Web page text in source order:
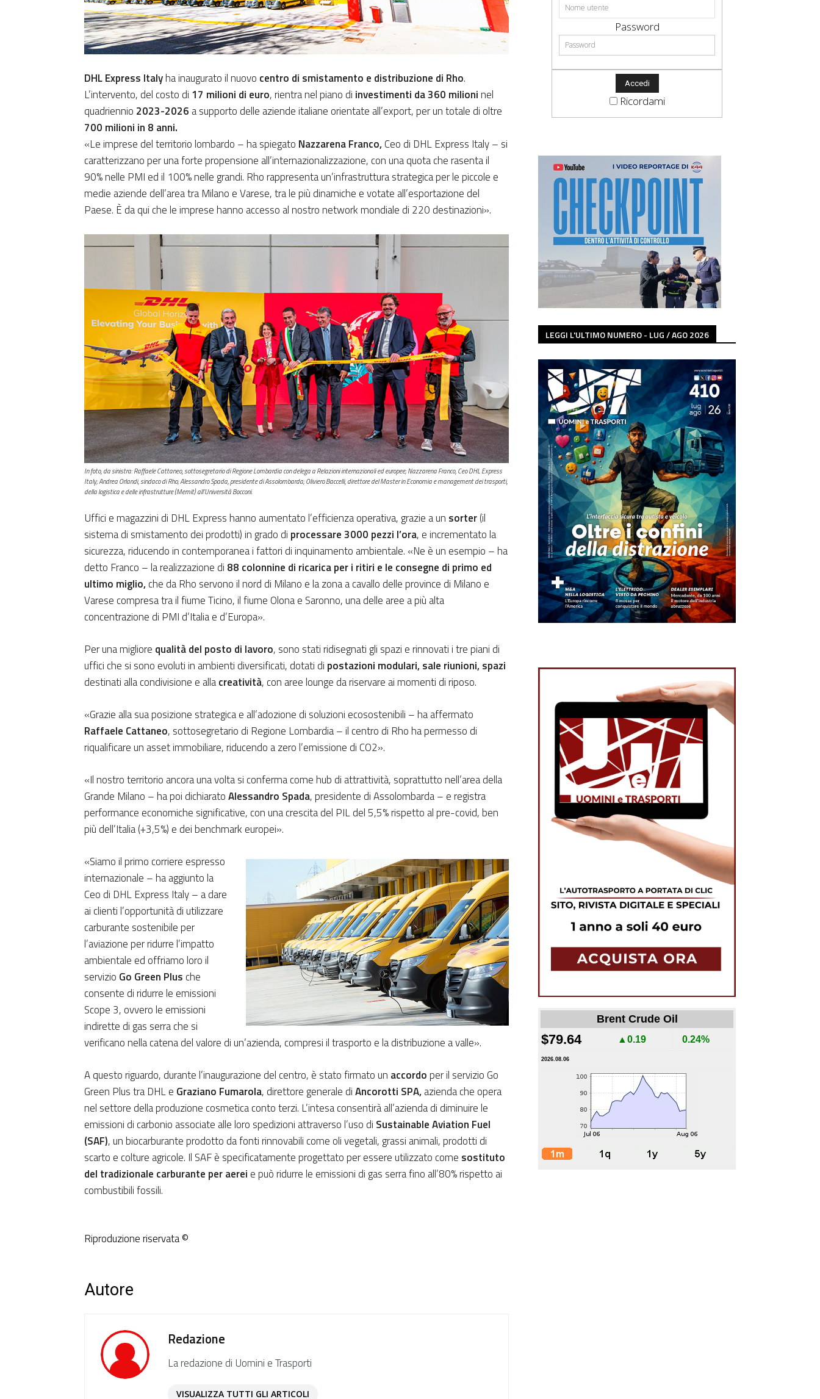
DHL Express Italyha inaugurato il nuovo centro di smistamento e distribuzione di Rho.
L’intervento, del costo di 17 milioni di euro, rientra nel piano di investimenti da 360 milioninel
quadriennio 2023-2026 a supporto delle aziende italiane orientate all’export, per un totale di oltre
700 milioni in 8 anni.
«Le imprese del territorio lombardo – ha spiegato Nazzarena Franco,Ceo di DHL Express Italy – si
caratterizzano per una forte propensione all’internazionalizzazione, con una quota che rasenta il
90% nelle PMI ed il 100% nelle grandi. Rho rappresenta un’infrastruttura strategica per le piccole e
medie aziende dell’area tra Milano e Varese, tra le più dinamiche e votate all’esportazione del
Paese. È da qui che le imprese hanno accesso al nostro network mondiale di 220 destinazioni».
In foto, da sinistra: Raffaele Cattaneo, sottosegretario di Regione Lombardia con delega a Relazioni internazionali ed europee; Nazzarena Franco, Ceo DHL Express
Italy; Andrea Orlandi, sindaco di Rho; Alessandro Spada, presidente di Assolombarda; Oliviero Baccelli, direttore del Master in Economia e management dei trasporti,
della logistica e delle infrastrutture (Memit) all’Università Bocconi.
Uffici e magazzini di DHL Express hanno aumentato l’efficienza operativa, grazie a un sorter(il
sistema di smistamento dei prodotti) in grado di processare 3000 pezzi l’ora, e incrementato la
sicurezza, riducendo in contemporanea i fattori di inquinamento ambientale. «Ne è un esempio – ha
detto Franco – la realizzazione di 88 colonnine di ricarica per i ritiri e le consegne di primo ed
ultimo miglio,che da Rho servono il nord di Milano e la zona a cavallo delle province di Milano e
Varese compresa tra il fiume Ticino, il fiume Olona e Saronno, una delle aree a più alta
concentrazione di PMI d’Italia e d’Europa».
Per una migliore qualità del posto di lavoro, sono stati ridisegnati gli spazi e rinnovati i tre piani di
uffici che si sono evoluti in ambienti diversificati, dotati di postazioni modulari, sale riunioni, spazi
destinati alla condivisione e allacreatività, con aree lounge da riservare ai momenti di riposo.
«Grazie alla sua posizione strategica e all’adozione di soluzioni ecosostenibili – ha affermato
Raffaele Cattaneo, sottosegretario di Regione Lombardia – il centro di Rho ha permesso di
riqualificare un asset immobiliare, riducendo a zero l’emissione di CO2».
«Il nostro territorio ancora una volta si conferma come hub di attrattività, soprattutto nell’area della
Grande Milano – ha poi dichiaratoAlessandro Spada, presidente di Assolombarda – e registra
performance economiche significative, con una crescita del PIL del 5,5% rispetto al pre-covid, ben
più dell’Italia (+3,5%) e dei benchmark europei».
«Siamo il primo corriere espresso
internazionale – ha aggiunto la
Ceo di DHL Express Italy – a dare
ai clienti l’opportunità di utilizzare
carburante sostenibile per
l’aviazione per ridurre l’impatto
ambientale ed offriamo loro il
servizio Go Green Plus che
consente di ridurre le emissioni
Scope 3, ovvero le emissioni
indirette di gas serra che si
verificano nella catena del valore di un’azienda, compresi il trasporto e la distribuzione a valle».
A questo riguardo, durante l’inaugurazione del centro, è stato firmato un accordoper il servizio Go
Green Plus tra DHL e Graziano Fumarola, direttore generale diAncorotti SPA,azienda che opera
nel settore della produzione cosmetica conto terzi. L’intesa consentirà all’azienda di diminuire le
emissioni di carbonio associate alle loro spedizioni attraverso l’uso di Sustainable Aviation Fuel
(SAF), un biocarburante prodotto da fonti rinnovabili come oli vegetali, grassi animali, prodotti di
scarto e colture agricole. Il SAF è specificatamente progettato per essere utilizzato come sostituto
del tradizionale carburante per aerei e può ridurre le emissioni di gas serra fino all’80% rispetto ai
combustibili fossili.
Riproduzione riservata ©
Autore
Redazione
La redazione di Uomini e Trasporti
VISUALIZZA TUTTI GLI ARTICOLI
Password
Ricordami
LEGGI L'ULTIMO NUMERO - LUG / AGO 2026
Brent Crude Oil
$79.64 ▲0.19 0.24%
2026.08.06